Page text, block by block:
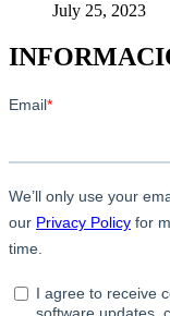
July 25, 2023